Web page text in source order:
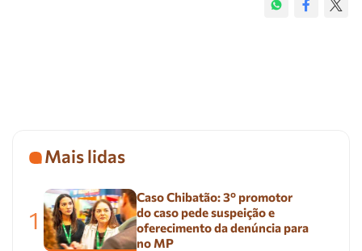
Mais lidas
1
Caso Chibatão: 3º promotor
do caso pede suspeição e
oferecimento da denúncia para
no MP